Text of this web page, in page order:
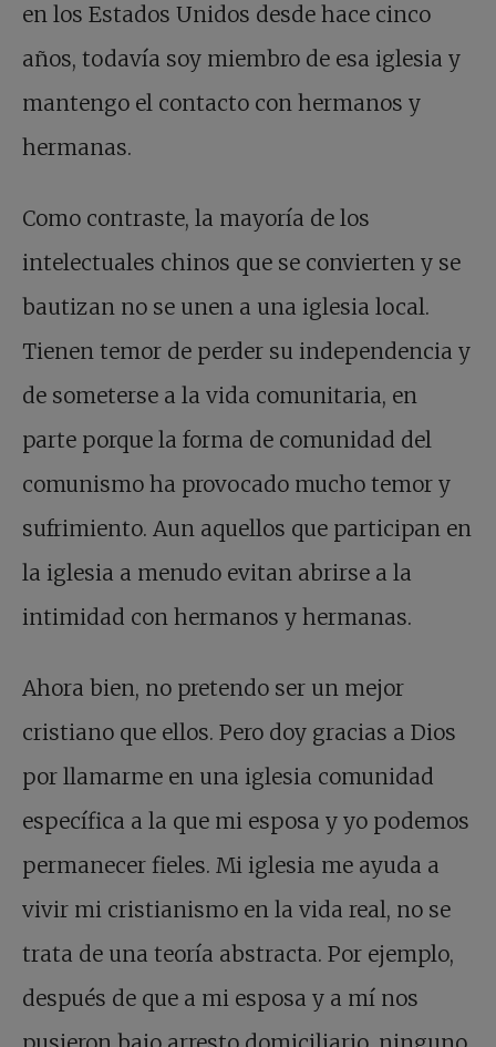
en los Estados Unidos desde hace cinco
años, todavía soy miembro de esa iglesia y
mantengo el contacto con hermanos y
hermanas.
Como contraste, la mayoría de los
intelectuales chinos que se convierten y se
bautizan no se unen a una iglesia local.
Tienen temor de perder su independencia y
de someterse a la vida comunitaria, en
parte porque la forma de comunidad del
comunismo ha provocado mucho temor y
sufrimiento. Aun aquellos que participan en
la iglesia a menudo evitan abrirse a la
intimidad con hermanos y hermanas.
Ahora bien, no pretendo ser un mejor
cristiano que ellos. Pero doy gracias a Dios
por llamarme en una iglesia comunidad
específica a la que mi esposa y yo podemos
permanecer fieles. Mi iglesia me ayuda a
vivir mi cristianismo en la vida real, no se
trata de una teoría abstracta. Por ejemplo,
después de que a mi esposa y a mí nos